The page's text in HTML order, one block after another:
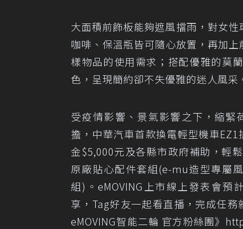
大面積前飾板能夠遮風擋雨，對女
咖啡、保溫瓶皆可隨心放置，再加
樣物品的使用需求；搭配優雅的莫
色，呈現簡約卻不失優雅的迷人風采
受疫情影響、景氣影響之下，縮緊
擔，中華汽車首款換電輕型機車
金$5,000元及各縣市政府補助，輕
原廠貼心配件套組(e-mu造型專屬
組)。eMOVING上市線上發表會預
享，Tag好友一起看直播，完成任
eMOVING智能二輪 官方粉絲團》